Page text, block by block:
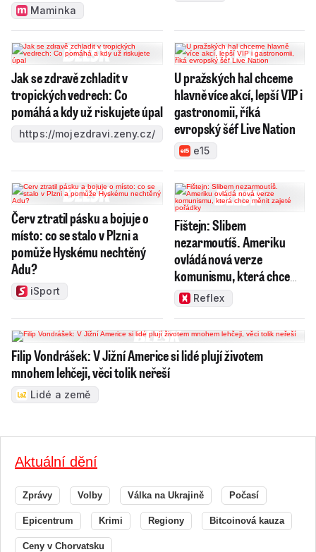
Maminka
Jak se zdravě zchladit v
tropických vedrech: Co
pomáhá a kdy už riskujete úpal
https://mojezdravi.zeny.cz/
U pražských hal chceme
hlavně více akcí, lepší VIP i
gastronomii, říká
evropský šéf Live Nation
e15
Červ ztratil pásku a bojuje o
místo: co se stalo v Plzni a
pomůže Hyskému nechtěný
Adu?
iSport
Fištejn: Slibem
nezarmoutíš. Ameriku
ovládá nová verze
komunismu, která chce
měnit zajeté pořádky
Reflex
Filip Vondrášek: V Jižní Americe si lidé plují životem
mnohem lehčeji, věci tolik neřeší
Lidé a země
Aktuální dění
Zprávy Volby Válka na Ukrajině Počasí
Epicentrum Krimi Regiony Bitcoinová kauza
Ceny v Chorvatsku